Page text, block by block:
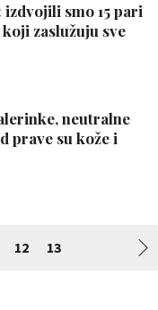
smo 15 pari
zaslužuju sve
neutralne
prave su kože i
12 13